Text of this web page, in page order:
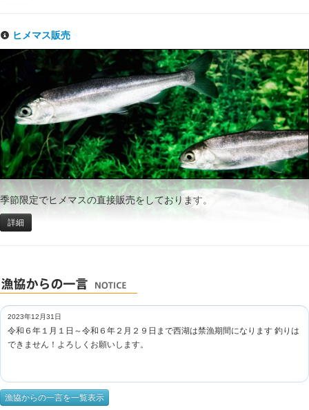
ヒメマス販売
季節限定でヒメマスの直接販売をしております。
詳細
2023年12月31日
令和６年１月１日～令和６年２月２９日まで西湖は禁漁期間になります 釣りは
できません！よろしくお願いします。
漁協からの一言を一覧表示